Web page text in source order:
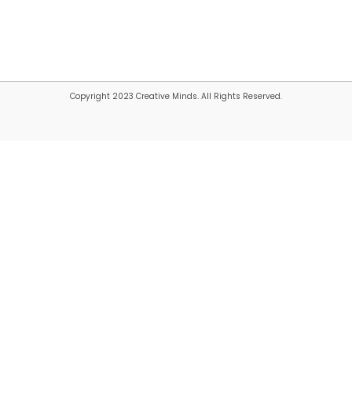
Copyright 2023 Creative Minds. All Rights Reserved.